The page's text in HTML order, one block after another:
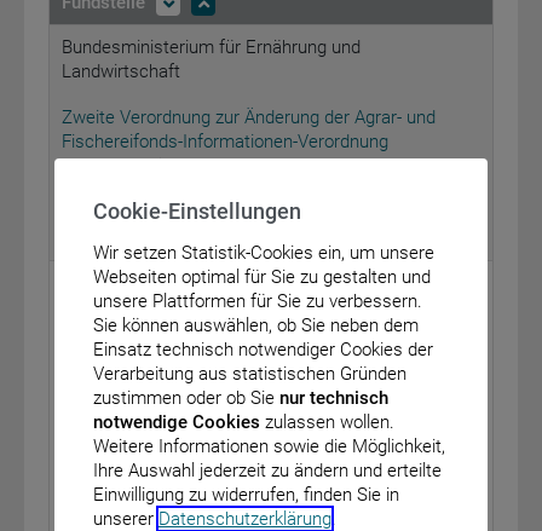
Bundesministerium für Ernährung und
Landwirtschaft
Zweite Verordnung zur Änderung der Agrar- und
Fischereifonds-Informationen-Verordnung
vom: 26. Mai 2015
Bundesministerium für Gesundheit
Bekanntmachung eines Beschlusses des
Gemeinsamen Bundesausschusses über eine
Änderung der Arzneimittel-Richtlinie (AM-RL): Anlage
XII – Beschlüsse über die Nutzenbewertung von
Arzneimitteln mit neuen Wirkstoffen nach § 35a des
Fünften Buches Sozialgesetzbuch (SGB V) –
Simoctocog alfa
vom: 7. Mai 2015
Cookie-Einstellungen
Wir setzen Statistik-Cookies ein, um unsere
Webseiten optimal für Sie zu gestalten und
unsere Plattformen für Sie zu verbessern.
Sie können auswählen, ob Sie neben dem
Einsatz technisch notwendiger Cookies der
Verarbeitung aus statistischen Gründen
zustimmen oder ob Sie nur technisch
notwendige Cookies zulassen wollen.
Weitere Informationen sowie die Möglichkeit,
Ihre Auswahl jederzeit zu ändern und erteilte
Einwilligung zu widerrufen, finden Sie in
unserer Datenschutzerklärung.